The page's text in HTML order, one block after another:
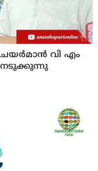
വി എം
നടുക്കുന്നു